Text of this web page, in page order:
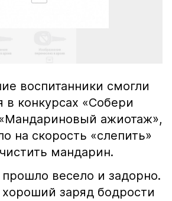
воспитанники смогли
в конкурсах «Собери
ажиотаж»,
на скорость «слепить»
мандарин.
весело и задорно.
заряд бодрости